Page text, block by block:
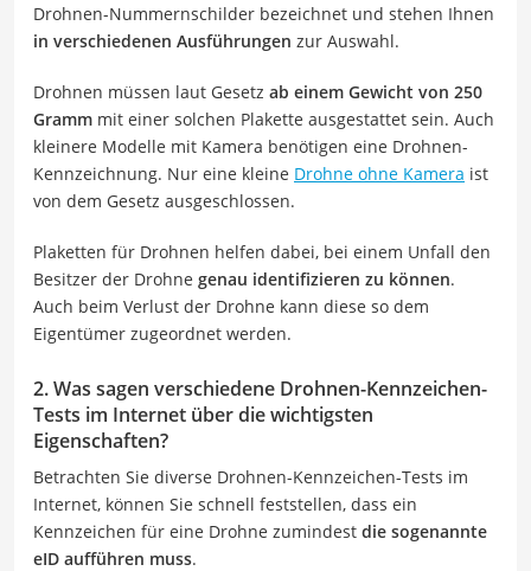
Drohnen-Nummernschilder bezeichnet und stehen Ihnen
in verschiedenen Ausführungen zur Auswahl.
Drohnen müssen laut Gesetz ab einem Gewicht von 250
Gramm mit einer solchen Plakette ausgestattet sein. Auch
kleinere Modelle mit Kamera benötigen eine Drohnen-
Kennzeichnung. Nur eine kleine Drohne ohne Kamera ist
von dem Gesetz ausgeschlossen.
Plaketten für Drohnen helfen dabei, bei einem Unfall den
Besitzer der Drohne genau identifizieren zu können.
Auch beim Verlust der Drohne kann diese so dem
Eigentümer zugeordnet werden.
2. Was sagen verschiedene Drohnen-Kennzeichen-
Tests im Internet über die wichtigsten
Eigenschaften?
Betrachten Sie diverse Drohnen-Kennzeichen-Tests im
Internet, können Sie schnell feststellen, dass ein
Kennzeichen für eine Drohne zumindest die sogenannte
eID aufführen muss.